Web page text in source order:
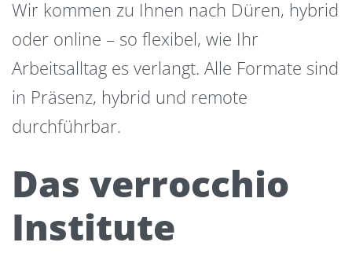
Wir kommen zu Ihnen nach Düren, hybrid
oder online – so flexibel, wie Ihr
Arbeitsalltag es verlangt. Alle Formate sind
in Präsenz, hybrid und remote
durchführbar.
Das verrocchio
Institute